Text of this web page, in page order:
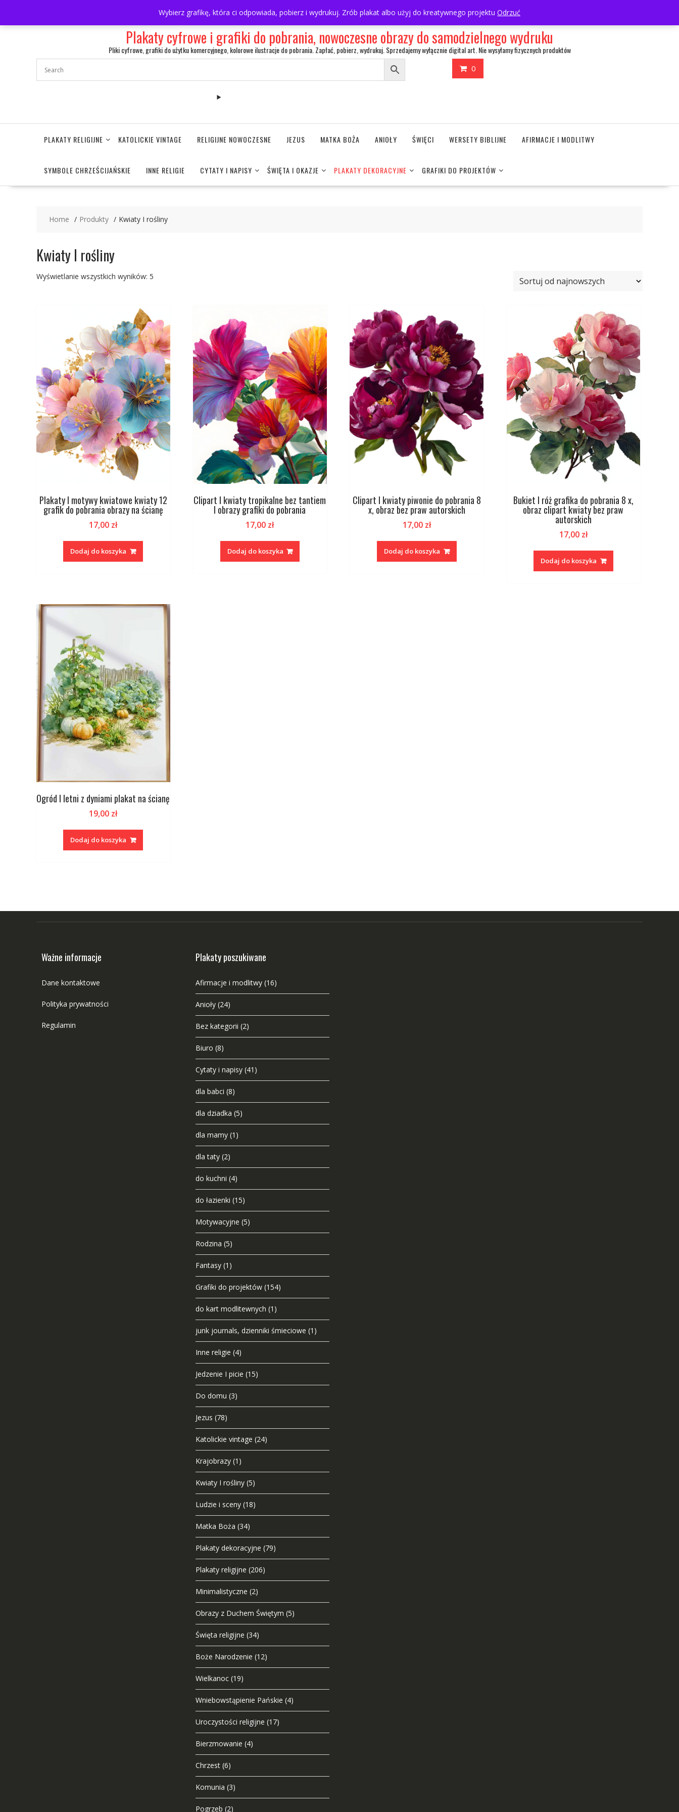
Wybierz grafikę, która ci odpowiada, pobierz i wydrukuj. Zrób plakat albo użyj do kreatywnego projektu Odrzuć
content
Plakaty cyfrowe i grafiki do pobrania, nowoczesne obrazy do samodzielnego wydruku
Pliki cyfrowe, grafiki do użytku komercyjnego, kolorowe ilustracje do pobrania. Zapłać, pobierz, wydrukuj. Sprzedajemy wyłącznie digital art. Nie wysyłamy fizycznych produktów
0
PLAKATY RELIGIJNE KATOLICKIE VINTAGE RELIGIJNE NOWOCZESNE JEZUS MATKA BOŻA ANIOŁY ŚWIĘCI WERSETY BIBLIJNE AFIRMACJE I MODLITWY
SYMBOLE CHRZEŚCIJAŃSKIE INNE RELIGIE CYTATY I NAPISY ŚWIĘTA I OKAZJE PLAKATY DEKORACYJNE GRAFIKI DO PROJEKTÓW
Home Produkty Kwiaty I rośliny
Kwiaty I rośliny
Wyświetlanie wszystkich wyników: 5
Plakaty I motywy kwiatowe kwiaty 12
grafik do pobrania obrazy na ścianę
17,00 zł
Dodaj do koszyka
Clipart I kwiaty tropikalne bez tantiem
I obrazy grafiki do pobrania
17,00 zł
Dodaj do koszyka
Clipart I kwiaty piwonie do pobrania 8
x, obraz bez praw autorskich
17,00 zł
Dodaj do koszyka
Bukiet I róż grafika do pobrania 8 x,
obraz clipart kwiaty bez praw
autorskich
17,00 zł
Dodaj do koszyka
Ogród I letni z dyniami plakat na ścianę
19,00 zł
Dodaj do koszyka
Ważne informacje
Dane kontaktowe
Polityka prywatności
Regulamin
Plakaty poszukiwane
Afirmacje i modlitwy (16)
Anioły (24)
Bez kategorii (2)
Biuro (8)
Cytaty i napisy (41)
dla babci (8)
dla dziadka (5)
dla mamy (1)
dla taty (2)
do kuchni (4)
do łazienki (15)
Motywacyjne (5)
Rodzina (5)
Fantasy (1)
Grafiki do projektów (154)
do kart modlitewnych (1)
junk journals, dzienniki śmieciowe (1)
Inne religie (4)
Jedzenie I picie (15)
Do domu (3)
Jezus (78)
Katolickie vintage (24)
Krajobrazy (1)
Kwiaty I rośliny (5)
Ludzie i sceny (18)
Matka Boża (34)
Plakaty dekoracyjne (79)
Plakaty religijne (206)
Minimalistyczne (2)
Obrazy z Duchem Świętym (5)
Święta religijne (34)
Boże Narodzenie (12)
Wielkanoc (19)
Wniebowstąpienie Pańskie (4)
Uroczystości religijne (17)
Bierzmowanie (4)
Chrzest (6)
Komunia (3)
Pogrzeb (2)